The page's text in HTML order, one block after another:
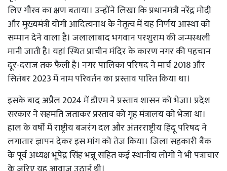
लिए गौरव का क्षण बताया। उन्होंने लिखा कि प्रधानमंत्री नरेंद्र मोदी
और मुख्यमंत्री योगी आदित्यनाथ के नेतृत्व में यह निर्णय आस्था को
सम्मान देने वाला है। जलालाबाद भगवान परशुराम की जन्मस्थली
मानी जाती है। यहां स्थित प्राचीन मंदिर के कारण नगर की पहचान
दूर-दराज तक फैली है। नगर पालिका परिषद ने मार्च 2018 और
सितंबर 2023 में नाम परिवर्तन का प्रस्ताव पारित किया था।
इसके बाद अप्रैल 2024 में डीएम ने प्रस्ताव शासन को भेजा। प्रदेश
सरकार ने सहमति जताकर प्रस्ताव को गृह मंत्रालय को भेजा था।
हाल के वर्षों में राष्ट्रीय बजरंग दल और अंतरराष्ट्रीय हिंदू परिषद ने
लगातार ज्ञापन देकर इस मांग को तेज किया। जिला सहकारी बैंक
के पूर्व अध्यक्ष भूपेंद्र सिंह भन्नू सहित कई स्थानीय लोगों ने भी पत्राचार